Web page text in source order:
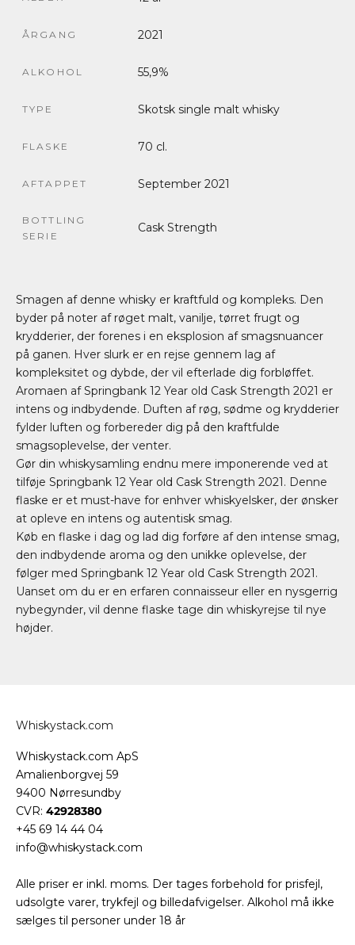
ÅRGANG 2021
ALKOHOL 55,9%
TYPE Skotsk single malt whisky
FLASKE 70 cl.
AFTAPPET September 2021
BOTTLING
SERIE
Cask Strength
Smagen af denne whisky er kraftfuld og kompleks. Den
byder på noter af røget malt, vanilje, tørret frugt og
krydderier, der forenes i en eksplosion af smagsnuancer
på ganen. Hver slurk er en rejse gennem lag af
kompleksitet og dybde, der vil efterlade dig forbløffet.
Aromaen af Springbank 12 Year old Cask Strength 2021 er
intens og indbydende. Duften af røg, sødme og krydderier
fylder luften og forbereder dig på den kraftfulde
smagsoplevelse, der venter.
Gør din whiskysamling endnu mere imponerende ved at
tilføje Springbank 12 Year old Cask Strength 2021. Denne
flaske er et must-have for enhver whiskyelsker, der ønsker
at opleve en intens og autentisk smag.
Køb en flaske i dag og lad dig forføre af den intense smag,
den indbydende aroma og den unikke oplevelse, der
følger med Springbank 12 Year old Cask Strength 2021.
Uanset om du er en erfaren connaisseur eller en nysgerrig
nybegynder, vil denne flaske tage din whiskyrejse til nye
højder.
Whiskystack.com
Whiskystack.com ApS
Amalienborgvej 59
9400 Nørresundby
CVR: 42928380
+45 69 14 44 04
info@whiskystack.com
Alle priser er inkl. moms. Der tages forbehold for prisfejl,
udsolgte varer, trykfejl og billedafvigelser. Alkohol må ikke
sælges til personer under 18 år